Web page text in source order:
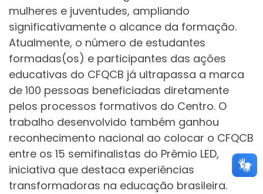
mulheres e juventudes, ampliando
significativamente o alcance da formação.
Atualmente, o número de estudantes
formadas(os) e participantes das ações
educativas do CFQCB já ultrapassa a marca
de 100 pessoas beneficiadas diretamente
pelos processos formativos do Centro. O
trabalho desenvolvido também ganhou
reconhecimento nacional ao colocar o CFQCB
entre os 15 semifinalistas do Prêmio LED,
iniciativa que destaca experiências
transformadoras na educação brasileira.